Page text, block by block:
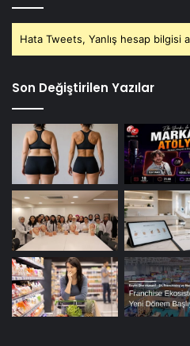
Hata Tweets, Yanlış hesap bilgisi
Son Değiştirilen Yazılar